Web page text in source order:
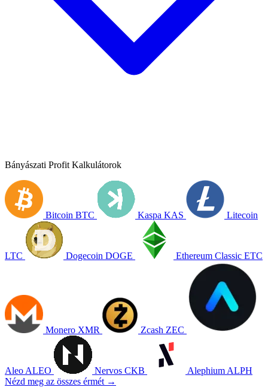
Bányászati Profit Kalkulátorok
Bitcoin BTC Kaspa KAS Litecoin
LTC Dogecoin DOGE Ethereum Classic ETC
Monero XMR Zcash ZEC
Aleo ALEO Nervos CKB Alephium ALPH
Nézd meg az összes érmét →